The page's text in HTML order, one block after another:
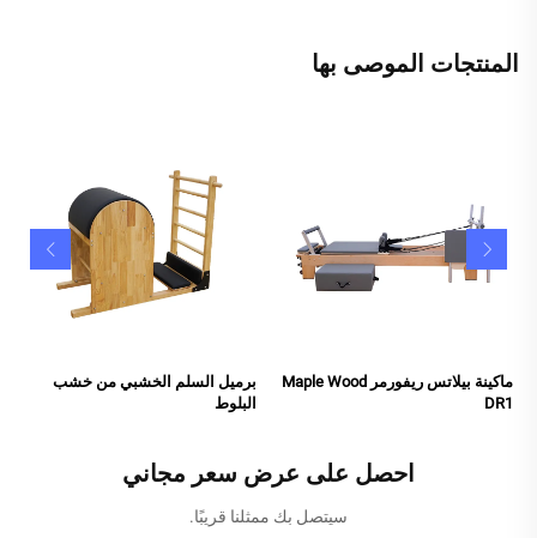
المنتجات الموصى بها
ماكينة بيلاتس ريفورمر Maple Wood
DR1
برميل السلم الخشبي من خشب
البلوط
احصل على عرض سعر مجاني
سيتصل بك ممثلنا قريبًا.